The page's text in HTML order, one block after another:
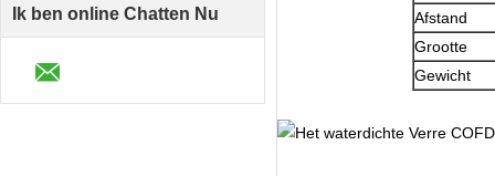
Ik ben online Chatten Nu
Afstand
Grootte
Gewicht